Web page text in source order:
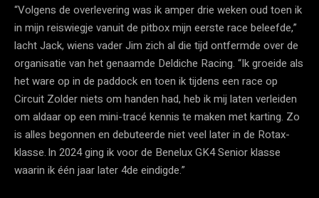
“Volgens de overlevering was ik amper drie weken oud toen ik
in mijn reiswiegje vanuit de pitbox mijn eerste race beleefde,”
lacht Jack, wiens vader Jim zich al die tijd ontfermde over de
organisatie van het genaamde Deldiche Racing. “Ik groeide als
het ware op in de paddock en toen ik tijdens een race op
Circuit Zolder niets om handen had, heb ik mij laten verleiden
om aldaar op een mini-tracé kennis te maken met karting. Zo
is alles begonnen en debuteerde niet veel later in de Rotax-
klasse. In 2024 ging ik voor de Benelux GK4 Senior klasse
waarin ik één jaar later 4de eindigde.”